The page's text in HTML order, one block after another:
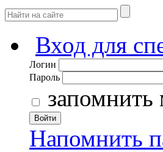
Вход для
Логин
Пароль
запомнить
Войти
Напомнить